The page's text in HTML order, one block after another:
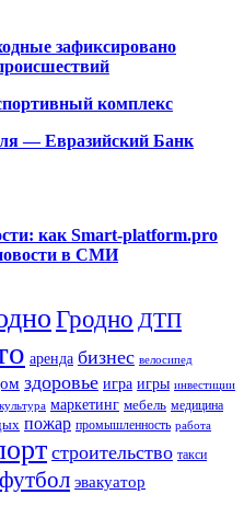
зафиксировано
комплекс
— Евразийский Банк
как Smart-platform.pro
в СМИ
Гродно ДТП
аренда бизнес велосипед
здоровье игра игры инвестиции
культура маркетинг мебель медицина
пожар промышленность работа
строительство такси
футбол эвакуатор